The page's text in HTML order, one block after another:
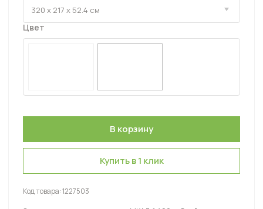
Цвет
Купить в 1 клик
Код товара:1227503